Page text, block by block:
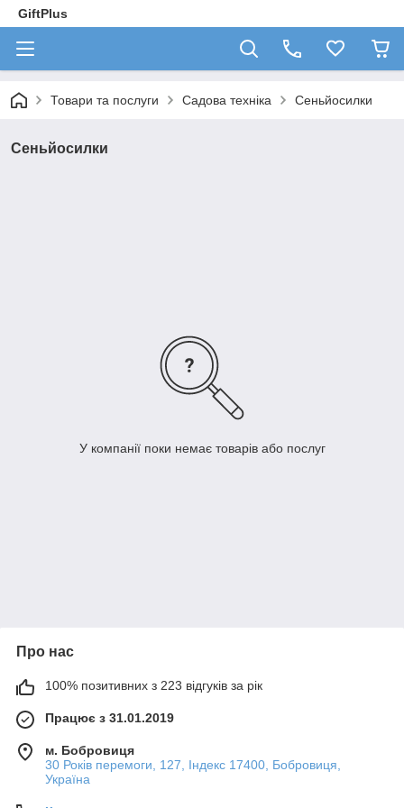
GiftPlus
Товари та послуги Садова техніка Сеньйосилки
Сеньйосилки
У компанії поки немає товарів або послуг
Про нас
100% позитивних з 223 відгуків за рік
Працює з 31.01.2019
м. Бобровиця
30 Років перемоги, 127, Індекс 17400, Бобровиця,
Україна